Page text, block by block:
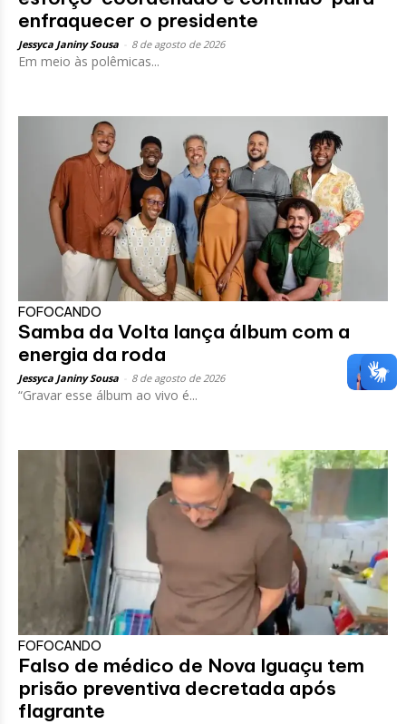
enfraquecer o presidente
Jessyca Janiny Sousa 8 de agosto de 2026
Em meio às polêmicas...
FOFOCANDO
Samba da Volta lança álbum com a
energia da roda
Jessyca Janiny Sousa 8 de agosto de 2026
“Gravar esse álbum ao vivo é...
FOFOCANDO
Falso de médico de Nova Iguaçu tem
prisão preventiva decretada após
flagrante